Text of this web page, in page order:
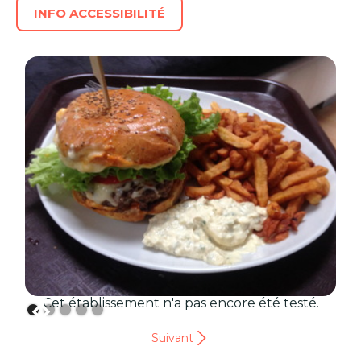
INFO ACCESSIBILITÉ
Cet établissement n'a pas encore été testé.
Suivant